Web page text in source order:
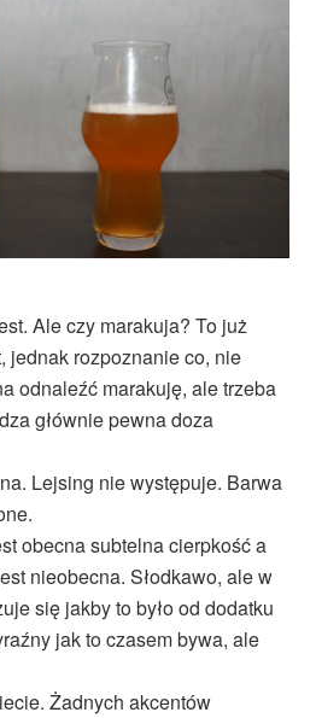
Ale czy marakuja? To już
jednak rozpoznanie co, nie
odnaleźć marakuję, ale trzeba
głównie pewna doza
Lejsing nie występuje. Barwa
obecna subtelna cierpkość a
nieobecna. Słodkawo, ale w
się jakby to było od dodatku
jak to czasem bywa, ale
Żadnych akcentów